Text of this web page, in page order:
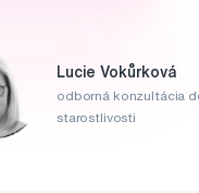
Lucie Vokůrková
odborná konzultácia
starostlivosti